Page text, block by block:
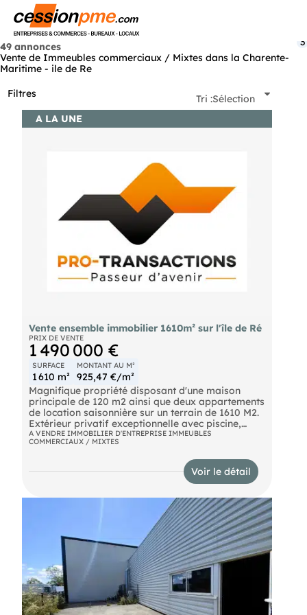
49 annonces
Vente de Immeubles commerciaux / Mixtes dans la Charente-
Maritime - ile de Re
Filtres
3
Tri :Sélection
A LA UNE
Vente ensemble immobilier 1610m² sur l'île de Ré
PRIX DE VENTE
1 490 000 €
SURFACE
1 610 m²
MONTANT AU M²
925,47 €/m²
Magnifique propriété disposant d'une maison
principale de 120 m2 ainsi que deux appartements
de location saisonnière sur un terrain de 1610 M2.
Extérieur privatif exceptionnelle avec piscine,
garage et stationnements.
A VENDRE IMMOBILIER D'ENTREPRISE IMMEUBLES
COMMERCIAUX / MIXTES
Voir le détail